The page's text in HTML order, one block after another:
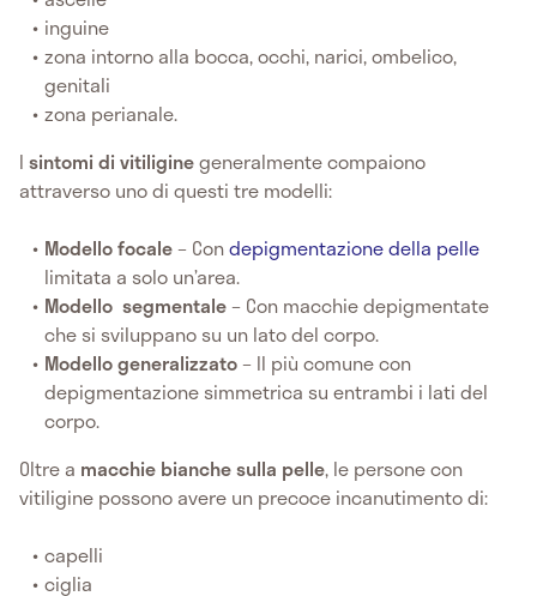
inguine
zona intorno alla bocca, occhi, narici, ombelico,
genitali
zona perianale.
I sintomi di vitiliginegeneralmente compaiono
attraverso uno di questi tre modelli:
Modello focale– Condepigmentazione della pelle
limitata a solo un’area.
Modello segmentale– Con macchie depigmentate
che si sviluppano su un lato del corpo.
Modello generalizzato– Il più comune con
depigmentazione simmetrica su entrambi i lati del
corpo.
Oltre a macchie bianche sulla pelle, le persone con
vitiligine possono avere un precoce incanutimento di:
capelli
ciglia